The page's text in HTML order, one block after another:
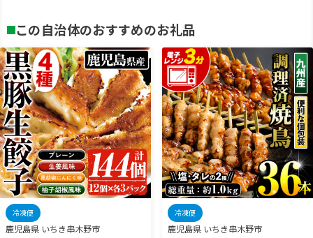
この自治体のおすすめのお礼品
鹿児島県 いちき串木野市
冷凍便
鹿児島県 いちき串木野市
冷凍便